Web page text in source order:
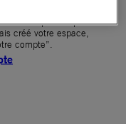
?
lorsque
créé votre espace,
compte”.